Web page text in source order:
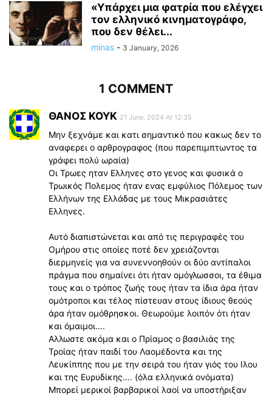
«Υπάρχει μια φατρία που ελέγχει
τον ελληνικό κινηματογράφο,
που δεν θέλει...
minas - 3 January, 2026
1 COMMENT
ΘΑΝΟΣ ΚΟΥΚ 21 June, 2024 At 12:35
Μην ξεχνάμε και κατι σημαντικό που κακως δεν το
αναφερει ο αρθρογραφος (που παρεπιμπτωντος τα
γράφει πολύ ωραία)
Οι Τρωες ηταν Ελληνες στο γενος και φυσικά ο
Τρωικός Πολεμος ήταν ενας εμφύλιος Πόλεμος των
Ελλήνων της Ελλάδας με τους Μικρασιάτες
Ελληνες.
Αυτό διαπιστώνεται και από τις περιγραφές του
Ομήρου στις οποίες ποτέ δεν χρειάζονται
διερμηνείς για να συνεννοηθούν οι δύο αντίπαλοι
πράγμα που σημαίνει ότι ήταν ομόγλωσσοι, τα έθιμα
τους και ο τρόπος ζωής τους ήταν τα ίδια άρα ήταν
ομότροποι και τέλος πίστευαν στους ίδιους θεούς
άρα ήταν ομόθρησκοι. Θεωρούμε λοιπόν ότι ήταν
και όμαιμοι….
Αλλωστε ακόμα και ο Πρίαμος ο βασιλιάς της
Τροίας ήταν παιδί του Λαομέδοντα και της
Λευκίππης που με την σειρά του ήταν γιός του Ιλου
και της Ευρυδίκης…. (όλα ελληνικά ονόματα)
Μπορεί μερικοί βαρβαρικοί λαοί να υποστήριξαν